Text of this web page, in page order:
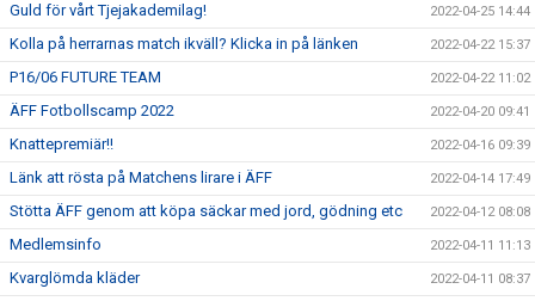
Guld för vårt Tjejakademilag! 2022-04-25 14:44
Kolla på herrarnas match ikväll? Klicka in på länken 2022-04-22 15:37
P16/06 FUTURE TEAM 2022-04-22 11:02
ÄFF Fotbollscamp 2022 2022-04-20 09:41
Knattepremiär!! 2022-04-16 09:39
Länk att rösta på Matchens lirare i ÄFF 2022-04-14 17:49
Stötta ÄFF genom att köpa säckar med jord, gödning etc 2022-04-12 08:08
Medlemsinfo 2022-04-11 11:13
Kvarglömda kläder 2022-04-11 08:37